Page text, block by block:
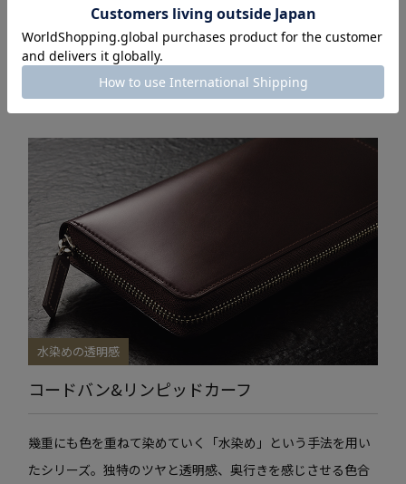
ー
コードバン&リンピッドカーフ
水染めの透明感
幾重にも色を重ねて染めていく「水染め」という手法を用い
たシリーズ。独特のツヤと透明感、奥行きを感じさせる色合